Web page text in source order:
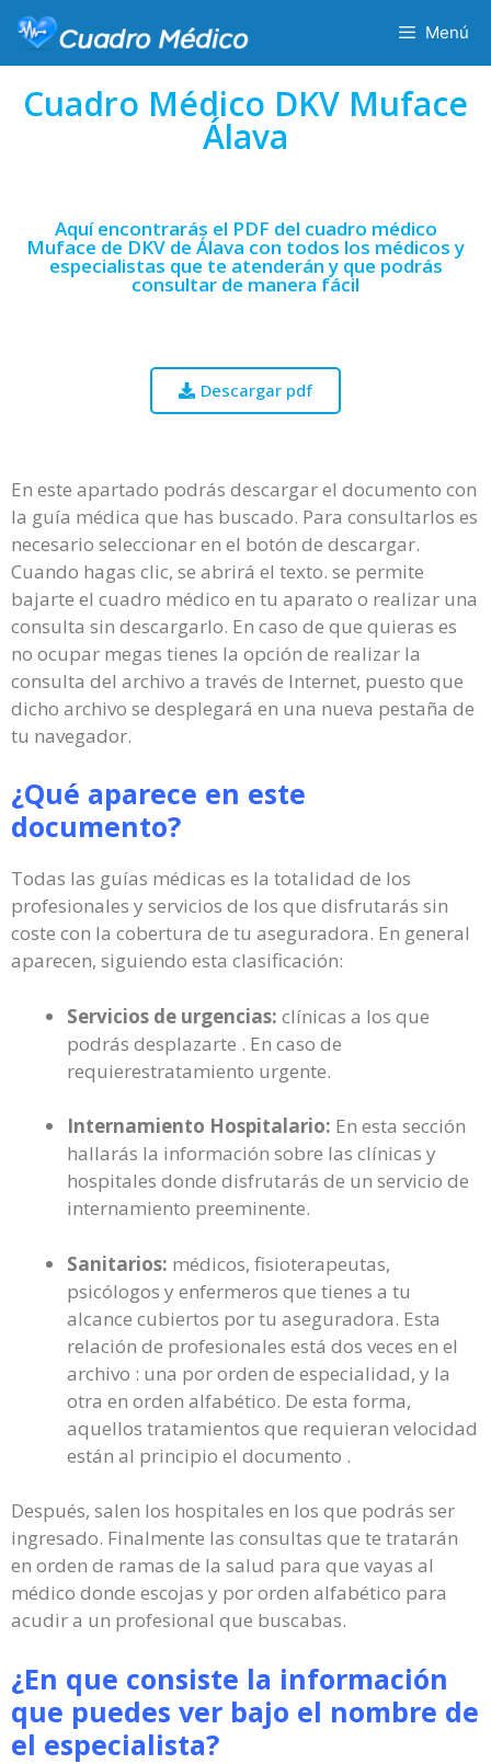
Menú
Cuadro Médico DKV Muface
Álava
Aquí encontrarás el PDF del cuadro médico
Muface de DKV de Álava con todos los médicos y
especialistas que te atenderán y que podrás
consultar de manera fácil
Descargar pdf
En este apartado podrás descargar el documento con
la guía médica que has buscado. Para consultarlos es
necesario seleccionar en el botón de descargar.
Cuando hagas clic, se abrirá el texto. se permite
bajarte el cuadro médico en tu aparato o realizar una
consulta sin descargarlo. En caso de que quieras es
no ocupar megas tienes la opción de realizar la
consulta del archivo a través de Internet, puesto que
dicho archivo se desplegará en una nueva pestaña de
tu navegador.
¿Qué aparece en este
documento?
Todas las guías médicas es la totalidad de los
profesionales y servicios de los que disfrutarás sin
coste con la cobertura de tu aseguradora. En general
aparecen, siguiendo esta clasificación:
Servicios de urgencias: clínicas a los que
podrás desplazarte . En caso de
requierestratamiento urgente.
Internamiento Hospitalario: En esta sección
hallarás la información sobre las clínicas y
hospitales donde disfrutarás de un servicio de
internamiento preeminente.
Sanitarios: médicos, fisioterapeutas,
psicólogos y enfermeros que tienes a tu
alcance cubiertos por tu aseguradora. Esta
relación de profesionales está dos veces en el
archivo : una por orden de especialidad, y la
otra en orden alfabético. De esta forma,
aquellos tratamientos que requieran velocidad
están al principio el documento .
Después, salen los hospitales en los que podrás ser
ingresado. Finalmente las consultas que te tratarán
en orden de ramas de la salud para que vayas al
médico donde escojas y por orden alfabético para
acudir a un profesional que buscabas.
¿En que consiste la información
que puedes ver bajo el nombre de
el especialista?